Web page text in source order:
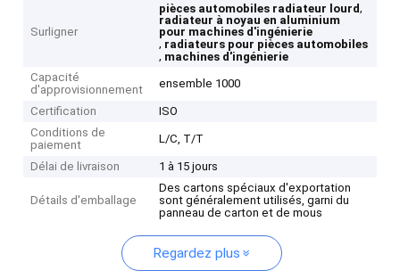
Surligner
pièces automobiles radiateur lourd,
radiateur à noyau en aluminium
pour machines d'ingénierie
, radiateurs pour pièces automobiles
, machines d'ingénierie
Capacité
d'approvisionnement
ensemble 1000
Certification
ISO
Conditions de
paiement
L/C, T/T
Délai de livraison 1 à 15 jours
Détails d'emballage
Des cartons spéciaux d'exportation
sont généralement utilisés, garni du
panneau de carton et de mous
Regardez plus